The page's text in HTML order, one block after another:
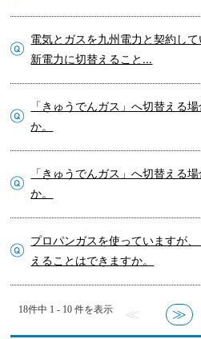
電気とガスを九州電力と契約し
新電力に切替えること...
「きゅうでんガス」へ切替える
か。
「きゅうでんガス」へ切替える
か。
プロパンガスを使っていますが
えることはできますか。
18件中 1 - 10 件を表示 ≪ ≫